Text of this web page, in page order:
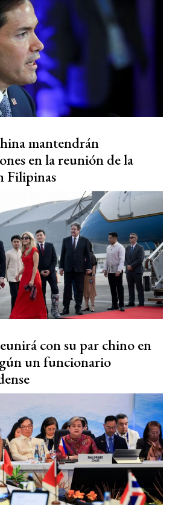
mantendrán
en la reunión de la
Filipinas
con su par chino en
un funcionario